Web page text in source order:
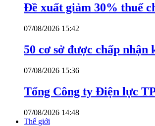
Đề xuất giảm 30% thuế
07/08/2026 15:42
50 cơ sở được chấp
07/08/2026 15:36
Tổng Công ty Điện lực
07/08/2026 14:48
Thế giới